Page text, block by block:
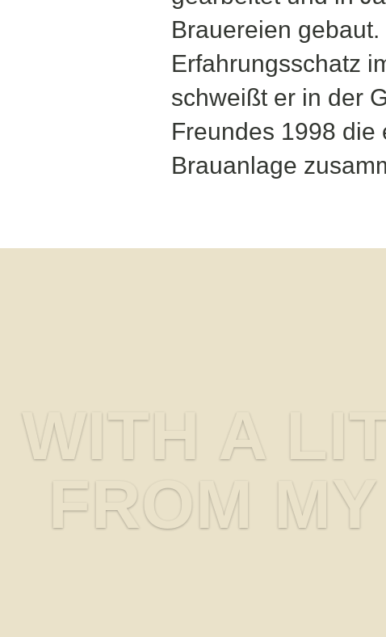
Brauereien
Erfahrungsschatz
schweißt er in der
Freundes 1998 die
Brauanlage
WITH A
FROM